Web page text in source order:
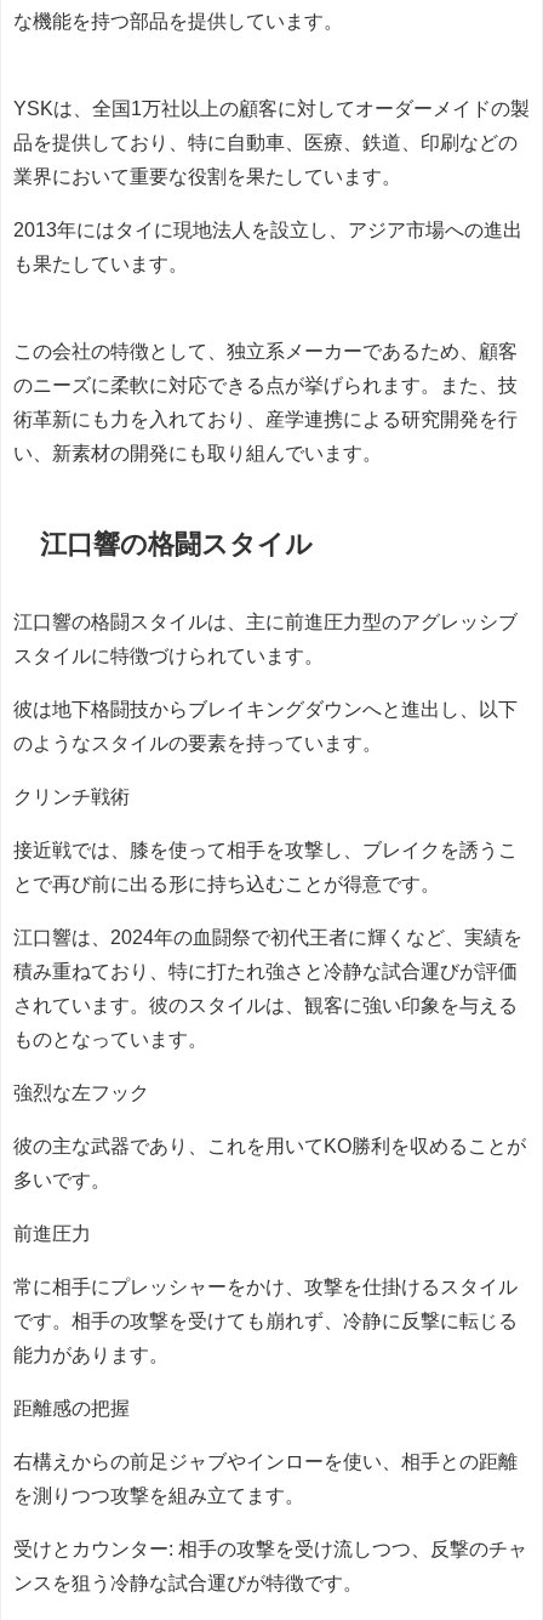
な機能を持つ部品を提供しています。
YSKは、全国1万社以上の顧客に対してオーダーメイドの製
品を提供しており、特に自動車、医療、鉄道、印刷などの
業界において重要な役割を果たしています。
2013年にはタイに現地法人を設立し、アジア市場への進出
も果たしています。
この会社の特徴として、独立系メーカーであるため、顧客
のニーズに柔軟に対応できる点が挙げられます。また、技
術革新にも力を入れており、産学連携による研究開発を行
い、新素材の開発にも取り組んでいます。
江口響の格闘スタイル
江口響の格闘スタイルは、主に前進圧力型のアグレッシブ
スタイルに特徴づけられています。
彼は地下格闘技からブレイキングダウンへと進出し、以下
のようなスタイルの要素を持っています。
クリンチ戦術
接近戦では、膝を使って相手を攻撃し、ブレイクを誘うこ
とで再び前に出る形に持ち込むことが得意です。
江口響は、2024年の血闘祭で初代王者に輝くなど、実績を
積み重ねており、特に打たれ強さと冷静な試合運びが評価
されています。彼のスタイルは、観客に強い印象を与える
ものとなっています。
強烈な左フック
彼の主な武器であり、これを用いてKO勝利を収めることが
多いです。
前進圧力
常に相手にプレッシャーをかけ、攻撃を仕掛けるスタイル
です。相手の攻撃を受けても崩れず、冷静に反撃に転じる
能力があります。
距離感の把握
右構えからの前足ジャブやインローを使い、相手との距離
を測りつつ攻撃を組み立てます。
受けとカウンター: 相手の攻撃を受け流しつつ、反撃のチャ
ンスを狙う冷静な試合運びが特徴です。